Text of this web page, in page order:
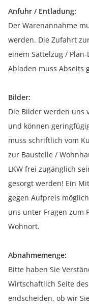
Anfuhr / Entladung:
Der Warenannahme
werden. Die Zufahrt
einem Sattelzug /
Abladen muss Abseits
Bilder:
Die Bilder werden uns
und können
muss schriftlich vom
zur Baustelle /
LKW frei zugänglich
gesorgt werden! Ein
gegen Aufpreis
uns unter Fragen zum
Wohnort.
Abnahmemenge:
Bitte haben Sie
Wirtschaftlich Seite
endscheiden, ob wir